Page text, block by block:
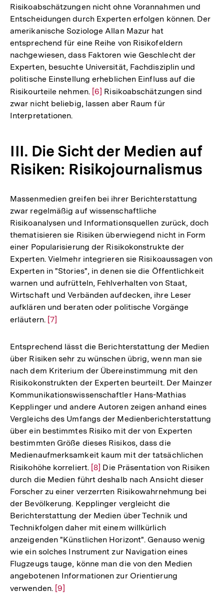
Fußnote
Risikoabschätzungen nicht ohne Vorannahmen und
Entscheidungen durch Experten erfolgen können. Der
amerikanische Soziologe Allan Mazur hat
entsprechend für eine Reihe von Risikofeldern
nachgewiesen, dass Faktoren wie Geschlecht der
Experten, besuchte Universität, Fachdisziplin und
politische Einstellung erheblichen Einfluss auf die
Risikourteile nehmen. Zur
Auflösung
[6] Risikoabschätzungen sind
zwar nicht beliebig, lassen aber Raum für
Interpretationen.
III. Die Sicht der Medien auf
Risiken: Risikojournalismus
Massenmedien greifen bei ihrer Berichterstattung
zwar regelmäßig auf wissenschaftliche
Risikoanalysen und Informationsquellen zurück, doch
thematisieren sie Risiken überwiegend nicht in Form
einer Popularisierung der Risikokonstrukte der
Experten. Vielmehr integrieren sie Risikoaussagen von
Experten in "Stories", in denen sie die Öffentlichkeit
warnen und aufrütteln, Fehlverhalten von Staat,
Wirtschaft und Verbänden aufdecken, ihre Leser
aufklären und beraten oder politische Vorgänge
erläutern. Zur
der
Fußnote
[7]
Entsprechend lässt die Berichterstattung der Medien
über Risiken sehr zu wünschen übrig, wenn man sie
nach dem Kriterium der Übereinstimmung mit den
Risikokonstrukten der Experten beurteilt. Der Mainzer
Kommunikationswissenschaftler Hans-Mathias
Kepplinger und andere Autoren zeigen anhand eines
Vergleichs des Umfangs der Medienberichterstattung
über ein bestimmtes Risiko mit der von Experten
bestimmten Größe dieses Risikos, dass die
Medienaufmerksamkeit kaum mit der tatsächlichen
Risikohöhe korreliert. Zur
Auflösung
der
Fußnote
[8] Die Präsentation von Risiken
durch die Medien führt deshalb nach Ansicht dieser
Forscher zu einer verzerrten Risikowahrnehmung bei
der Bevölkerung. Kepplinger vergleicht die
Berichterstattung der Medien über Technik und
Technikfolgen daher mit einem willkürlich
anzeigenden "Künstlichen Horizont". Genauso wenig
wie ein solches Instrument zur Navigation eines
Flugzeugs tauge, könne man die von den Medien
angebotenen Informationen zur Orientierung
verwenden. Zur
[9]